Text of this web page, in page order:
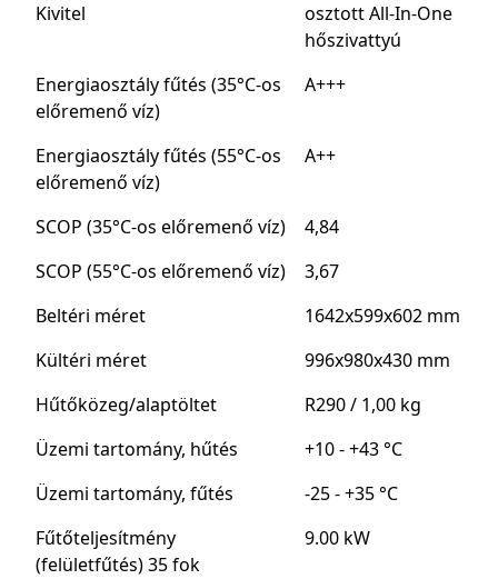
Kivitel
osztott All-In-One
hőszivattyú
Energiaosztály fűtés (35°C-os
előremenő víz)
A+++
Energiaosztály fűtés (55°C-os
előremenő víz)
A++
SCOP (35°C-os előremenő víz)
4,84
SCOP (55°C-os előremenő víz)
3,67
Beltéri méret
1642x599x602 mm
Kültéri méret
996x980x430 mm
Hűtőközeg/alaptöltet
R290 / 1,00 kg
Üzemi tartomány, hűtés
+10 - +43 °C
Üzemi tartomány, fűtés
-25 - +35 °C
Fűtőteljesítmény
(felületfűtés) 35 fok
9.00 kW